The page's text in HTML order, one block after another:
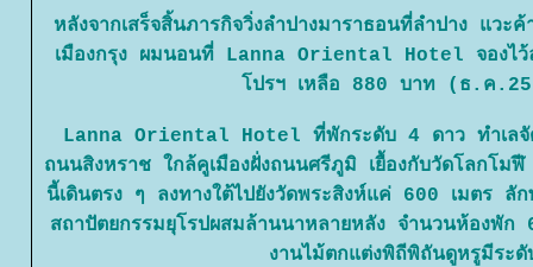
หลังจากเสร็จสิ้นภารกิจวิ่งลำปางมาราธอนที่ลำปาง แวะ
เมืองกรุง ผมนอนที่ Lanna Oriental Hotel จองไว้
ปรฯ เหลือ 880 บาท (ธ.ค
Lanna Oriental Hotel ที่พักระดับ 4 ดาว ทำเลจัด
ถนนสิงหราช ใกล้คูเมืองฝั่งถนนศรีภูมิ เยื้องกับวัดโลกโ
นี้เดินตรง ๆ ลงทางใต้ไปยังวัดพระสิงห์แค่ 600 เมตร ลั
สถาปัตยกรรมยุโรปผสมล้านนาหลายหลัง จำนวนห้องพั
งานไม้ตกแต่งพิถีพิถันดูหรูมีระดั